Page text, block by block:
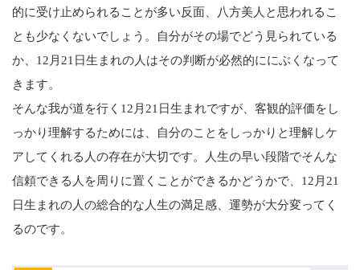
的に受け止められることが多い反面、八方美人と思われるこ
とも少なくないでしょう。自分がその場でどう見られている
か、12月21日生まれの人はその判断が必然的ににぶくなって
きます。
そんな我が道を行く12月21日生まれですが、客観的評価をし
っかり理解するためには、自分のことをしっかりと理解しケ
アしてくれる人の存在が大切です。人生の早い段階でそんな
信頼できる人を周りに置くことができるかどうかで、12月21
日生まれの人の総合的な人生の満足感、運勢が大分変ってく
るのです。